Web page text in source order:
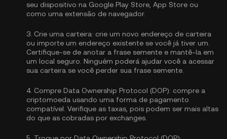
seu dispositivo na Google Play Store, App Store ou
como uma extensão de navegador.
3. Crie uma carteira: crie um novo endereço de carteira
ou importe um endereço existente se você já tiver um.
Certifique-se de anotar a frase semente e mantê-la em
um local seguro. Ninguém poderá ajudar você a acessar
sua carteira se você perder sua frase semente.
4. Compre Data Ownership Protocol (DOP): compre a
criptomoeda usando uma forma de pagamento
compatível. Verifique as taxas, pois podem ser mais altas
do que as cobradas por exchanges.